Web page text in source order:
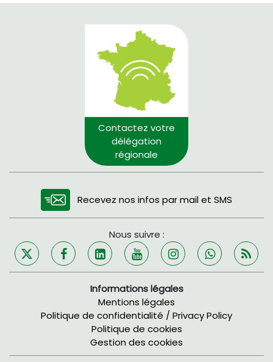
Contactez votre
délégation
régionale
Recevez nos infos par mail et SMS
Nous suivre :
Informations légales
Mentions légales
Politique de confidentialité / Privacy Policy
Politique de cookies
Gestion des cookies